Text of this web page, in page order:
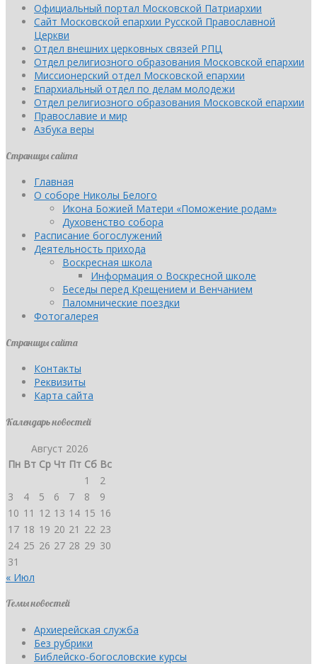
Официальный портал Московской Патриархии
Сайт Московской епархии Русской Православной
Церкви
Отдел внешних церковных связей РПЦ
Отдел религиозного образования Московской епархии
Миссионерский отдел Московской епархии
Епархиальный отдел по делам молодежи
Отдел религиозного образования Московской епархии
Православие и мир
Азбука веры
Страницы сайта
Главная
О соборе Николы Белого
Икона Божией Матери «Поможение родам»
Духовенство собора
Расписание богослужений
Деятельность прихода
Воскресная школа
Информация о Воскресной школе
Беседы перед Крещением и Венчанием
Паломнические поездки
Фотогалерея
Страницы сайта
Контакты
Реквизиты
Карта сайта
Календарь новостей
Август 2026
Пн Вт Ср Чт Пт Сб Вс
1
2
3
4 5 6 7 8
9
10 11 12 13 14 15 16
17 18 19 20 21 22 23
24 25 26 27 28 29 30
31
« Июл
Темы новостей
Архиерейская служба
Без рубрики
Библейско-богословские курсы